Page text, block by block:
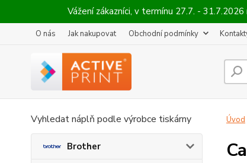
Vážení zákazníci, v termínu 27.7. -
O nás Jak nakupovat Obchodní podmínky
Vyhledat náplň podle výrobce tiskárny
Brother
Úvod